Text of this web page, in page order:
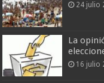
24 julio
La
16 julio